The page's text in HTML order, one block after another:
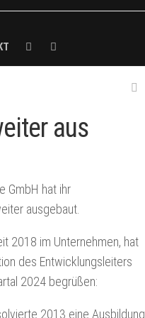
aus
GmbH hat ihr
ausgebaut.
2018 im Unternehmen, hat
des Entwicklungsleiters
2024 begrüßen:
2013 eine Ausbildung